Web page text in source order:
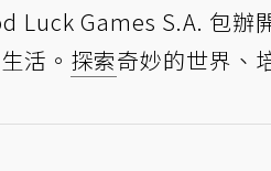
Luck Games S.A. 包
活。 探索奇妙的世界、